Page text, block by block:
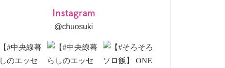
Instagram
@chuosuki